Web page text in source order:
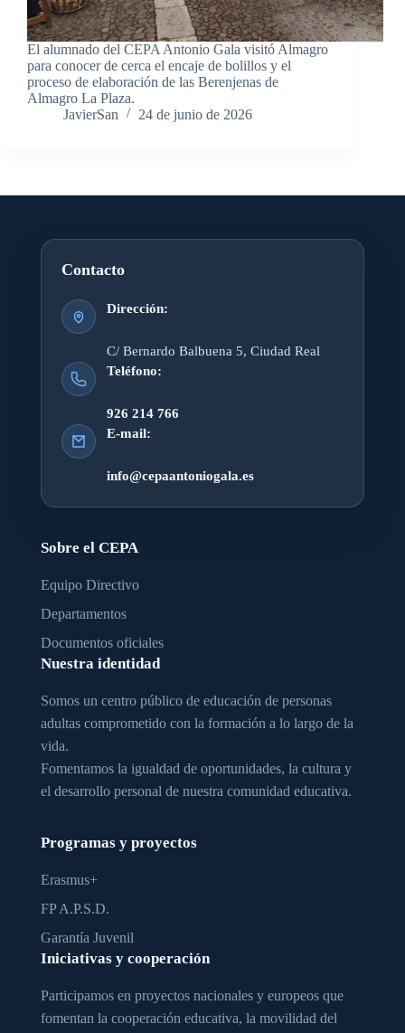
El alumnado del CEPA Antonio Gala visitó Almagro
para conocer de cerca el encaje de bolillos y el
proceso de elaboración de las Berenjenas de
Almagro La Plaza.
JavierSan
24 de junio de 2026
Contacto
Dirección:
C/ Bernardo Balbuena 5, Ciudad Real
Teléfono:
926 214 766
E-mail:
info@cepaantoniogala.es
Sobre el CEPA
Equipo Directivo
Departamentos
Documentos oficiales
Nuestra identidad
Somos un centro público de educación de personas
adultas comprometido con la formación a lo largo de la
vida.
Fomentamos la igualdad de oportunidades, la cultura y
el desarrollo personal de nuestra comunidad educativa.
Programas y proyectos
Erasmus+
FP A.P.S.D.
Garantía Juvenil
Iniciativas y cooperación
Participamos en proyectos nacionales y europeos que
fomentan la cooperación educativa, la movilidad del